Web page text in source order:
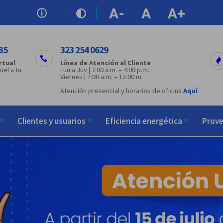
a tu
323 254 0629
Línea de Atención al Cliente
Lun a Juv | 7:00 a.m. – 4:00 p.m.
Viernes | 7:00 a.m. – 12:00 m.
Atención presencial y horarios de oficina Aquí
Clientes y usuarios Eficiencia energética